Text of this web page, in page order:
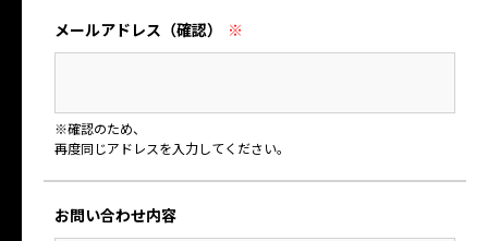
メールアドレス （確認） ※
※確認のため、
再度同じアドレスを入力してください。
お問い合わせ内容